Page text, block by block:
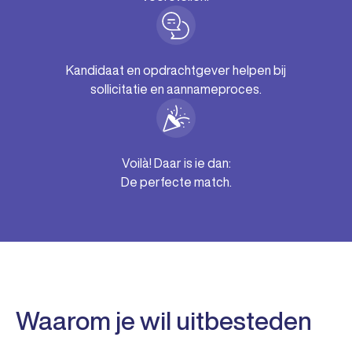
Kandidaat en opdrachtgever helpen bij
sollicitatie en aannameproces.
Voilà! Daar is ie dan:
De perfecte match.
Waarom je wil uitbesteden